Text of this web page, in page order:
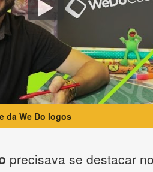
da We Do logos
precisava se destacar